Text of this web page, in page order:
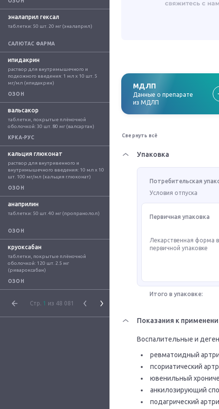
эналаприл гексал
таблетки: 50 шт. 20 мг (эналаприл)
САЛЮТАС ФАРМА
ипидакрин
раствор для внутримышечного и
подкожного введения: 1 мл x 10 шт. 5
мг/мл (ипидакрин)
ОЗОН
вальсакор
таблетки, покрытые плёночной
оболочкой: 30 шт. 80 мг (валсартан)
КРКА-РУС
кальция глюконат
раствор для внутривенного и
внутримышечного введения: 10 мл x 10
шт. 100 мг/мл (кальция глюконат)
ОЗОН
анаприлин
таблетки: 50 шт. 40 мг (пропранолол)
ОЗОН
круоксабан
таблетки, покрытые плёночной
оболочкой: 120 шт. 2.5 мг
(ривароксабан)
ОЗОН
Стр. 1 из 48 081
МДЛП
Данные о препарате
из МДЛП
Свернуть всё
Упаковка
Потребительская
Условия отпуска
Первичная упаковка
Лекарственная форма
первичной упаковке
Итого в упаковке:
Показания к
Воспалительные и
ревматоидный
псориатический
ювенильный
анкилозирующий
подагрический